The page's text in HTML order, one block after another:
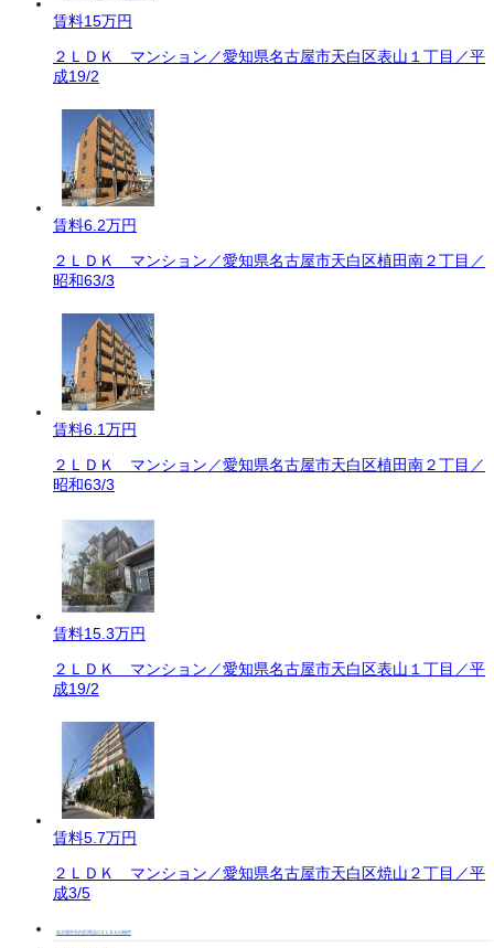
賃料15万円
２ＬＤＫ マンション／愛知県名古屋市天白区表山１丁目／平
成19/2
賃料6.2万円
２ＬＤＫ マンション／愛知県名古屋市天白区植田南２丁目／
昭和63/3
賃料6.1万円
２ＬＤＫ マンション／愛知県名古屋市天白区植田南２丁目／
昭和63/3
賃料15.3万円
２ＬＤＫ マンション／愛知県名古屋市天白区表山１丁目／平
成19/2
賃料5.7万円
２ＬＤＫ マンション／愛知県名古屋市天白区焼山２丁目／平
成3/5
名古屋市天白区周辺の２ＬＤＫの物件